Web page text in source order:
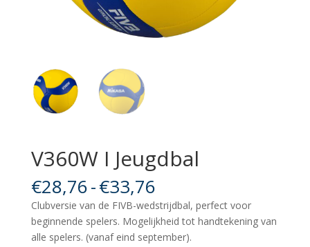
V360W I Jeugdbal
€28,76-€33,76Prijsklasse:
€28,76
tot
€33,76
Clubversie van de FIVB-wedstrijdbal, perfect voor
beginnende spelers. Mogelijkheid tot handtekening van
alle spelers. (vanaf eind september).